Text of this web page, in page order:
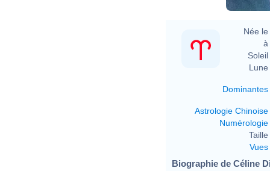
Née le
à
Soleil
Lune
Dominantes
Astrologie Chinoise
Numérologie
Taille
Vues
Biographie de Céline